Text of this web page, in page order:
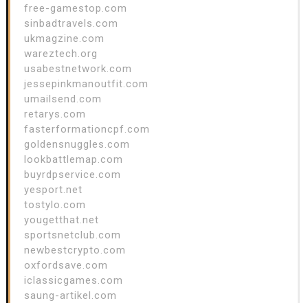
free-gamestop.com
sinbadtravels.com
ukmagzine.com
wareztech.org
usabestnetwork.com
jessepinkmanoutfit.com
umailsend.com
retarys.com
fasterformationcpf.com
goldensnuggles.com
lookbattlemap.com
buyrdpservice.com
yesport.net
tostylo.com
yougetthat.net
sportsnetclub.com
newbestcrypto.com
oxfordsave.com
iclassicgames.com
saung-artikel.com